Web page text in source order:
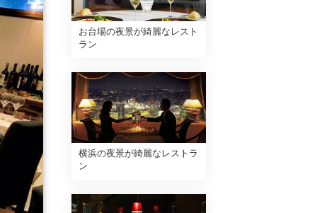
お台場の夜景が綺麗なレスト
ラン
横浜の夜景が綺麗なレストラ
ン